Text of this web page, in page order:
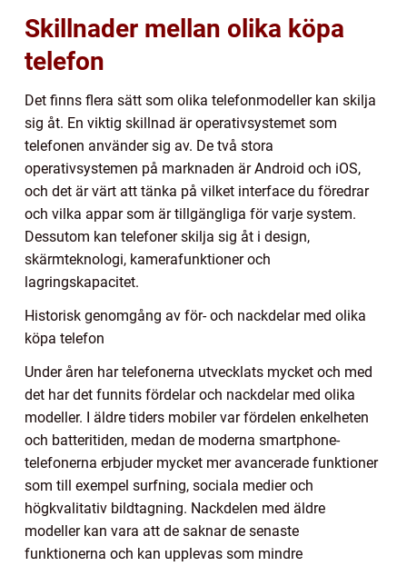
Skillnader mellan olika köpa
telefon
Det finns flera sätt som olika telefonmodeller kan skilja
sig åt. En viktig skillnad är operativsystemet som
telefonen använder sig av. De två stora
operativsystemen på marknaden är Android och iOS,
och det är värt att tänka på vilket interface du föredrar
och vilka appar som är tillgängliga för varje system.
Dessutom kan telefoner skilja sig åt i design,
skärmteknologi, kamerafunktioner och
lagringskapacitet.
Historisk genomgång av för- och nackdelar med olika
köpa telefon
Under åren har telefonerna utvecklats mycket och med
det har det funnits fördelar och nackdelar med olika
modeller. I äldre tiders mobiler var fördelen enkelheten
och batteritiden, medan de moderna smartphone-
telefonerna erbjuder mycket mer avancerade funktioner
som till exempel surfning, sociala medier och
högkvalitativ bildtagning. Nackdelen med äldre
modeller kan vara att de saknar de senaste
funktionerna och kan upplevas som mindre